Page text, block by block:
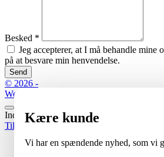
Besked *
Jeg accepterer, at I må behandle mine
på at besvare min henvendelse.
Send
Kære kunde
Vi har en spændende nyhed, som vi
© 2026 -
Website by
Indlæser...
Tilbage til toppen